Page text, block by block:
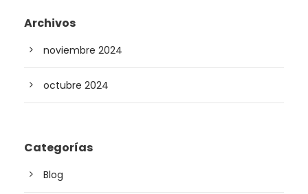
Archivos
noviembre 2024
octubre 2024
Categorías
Blog